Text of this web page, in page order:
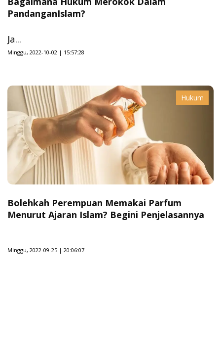
PandanganIslam?
Ja...
Minggu, 2022-10-02 | 15:57:28
Hukum
Bolehkah Perempuan Memakai Parfum
Menurut Ajaran Islam? Begini Penjelasannya
Minggu, 2022-09-25 | 20:06:07